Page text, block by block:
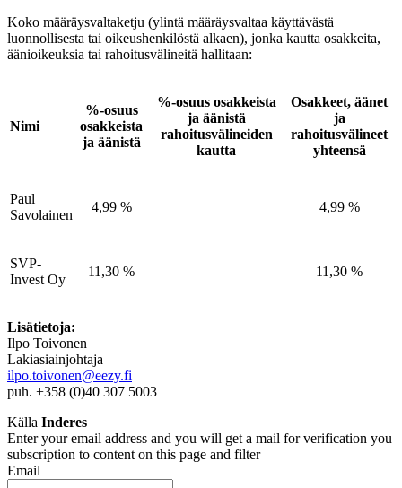
Koko määräysvaltaketju (ylintä määräysvaltaa käyttävästä
luonnollisesta tai oikeushenkilöstä alkaen), jonka kautta osakkeita,
äänioikeuksia tai rahoitusvälineitä hallitaan:
Nimi
%-osuus
osakkeista
ja äänistä
%-osuus osakkeista
ja äänistä
rahoitusvälineiden
kautta
Osakkeet, äänet
ja
rahoitusvälineet
yhteensä
Paul
Savolainen
4,99 % 4,99 %
SVP-
Invest Oy
11,30 % 11,30 %
Lisätietoja:
Ilpo Toivonen
Lakiasiainjohtaja
ilpo.toivonen@eezy.fi
puh. +358 (0)40 307 5003
Källa Inderes
Enter your email address and you will get a mail for verification you
subscription to content on this page and filter
Email